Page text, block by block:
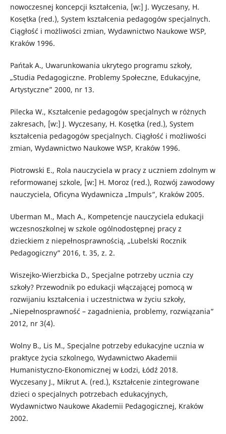
nowoczesnej koncepcji kształcenia, [w:] J. Wyczesany, H.
Kosętka (red.), System kształcenia pedagogów specjalnych.
Ciągłość i możliwości zmian, Wydawnictwo Naukowe WSP,
Kraków 1996.
Pańtak A., Uwarunkowania ukrytego programu szkoły,
„Studia Pedagogiczne. Problemy Społeczne, Edukacyjne,
Artystyczne” 2000, nr 13.
Pilecka W., Kształcenie pedagogów specjalnych w różnych
zakresach, [w:] J. Wyczesany, H. Kosętka (red.), System
kształcenia pedagogów specjalnych. Ciągłość i możliwości
zmian, Wydawnictwo Naukowe WSP, Kraków 1996.
Piotrowski E., Rola nauczyciela w pracy z uczniem zdolnym w
reformowanej szkole, [w:] H. Moroz (red.), Rozwój zawodowy
nauczyciela, Oficyna Wydawnicza „Impuls”, Kraków 2005.
Uberman M., Mach A., Kompetencje nauczyciela edukacji
wczesnoszkolnej w szkole ogólnodostępnej pracy z
dzieckiem z niepełnosprawnością, „Lubelski Rocznik
Pedagogiczny” 2016, t. 35, z. 2.
Wiszejko-Wierzbicka D., Specjalne potrzeby ucznia czy
szkoły? Przewodnik po edukacji włączającej pomocą w
rozwijaniu kształcenia i uczestnictwa w życiu szkoły,
„Niepełnosprawność – zagadnienia, problemy, rozwiązania”
2012, nr 3(4).
Wolny B., Lis M., Specjalne potrzeby edukacyjne ucznia w
praktyce życia szkolnego, Wydawnictwo Akademii
Humanistyczno-Ekonomicznej w Łodzi, Łódź 2018.
Wyczesany J., Mikrut A. (red.), Kształcenie zintegrowane
dzieci o specjalnych potrzebach edukacyjnych,
Wydawnictwo Naukowe Akademii Pedagogicznej, Kraków
2002.